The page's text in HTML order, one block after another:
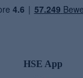
HSE App